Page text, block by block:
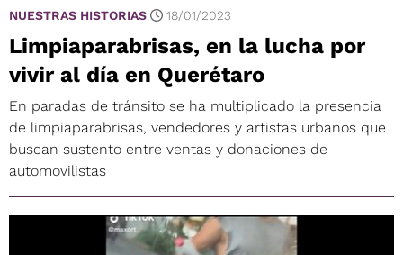
NUESTRAS HISTORIAS 18/01/2023
Limpiaparabrisas, en la lucha por
vivir al día en Querétaro
En paradas de tránsito se ha multiplicado la presencia
de limpiaparabrisas, vendedores y artistas urbanos que
buscan sustento entre ventas y donaciones de
automovilistas